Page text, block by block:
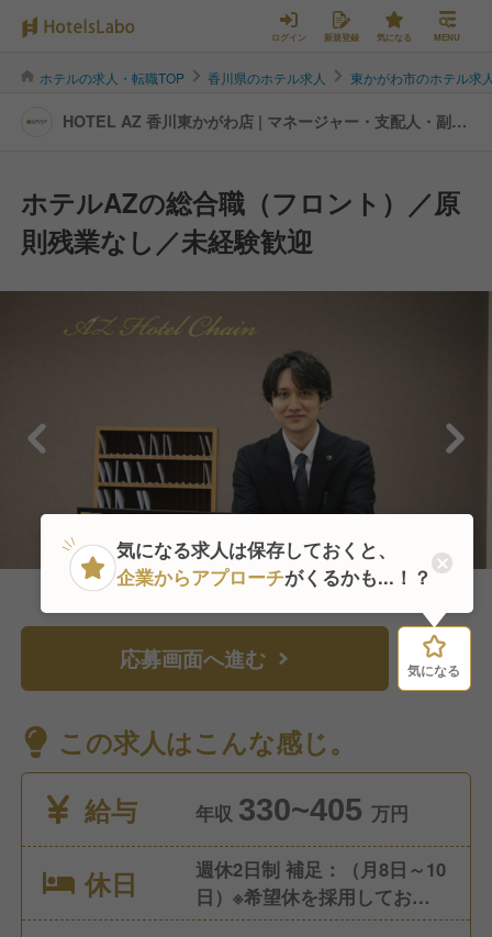
ログイン 新規登録 気になる MENU
ホテルの求人・転職TOP 香川県のホテル求人 東かがわ市のホテル求
HOTEL AZ 香川東かがわ店 | マネージャー・支配人・副支
ホテルAZの総合職（フロント）／原
則残業なし／未経験歓迎
応募画面へ進む 気になる
この求人はこんな感じ。
給与
年収 330~405 万円
休日
週休2日制 補足：（月8日～10
日）※希望休を採用しており、
日曜日に休むことも可能で
気になる
気になる求人は保存しておくと、
企業からアプローチがくるかも...！？